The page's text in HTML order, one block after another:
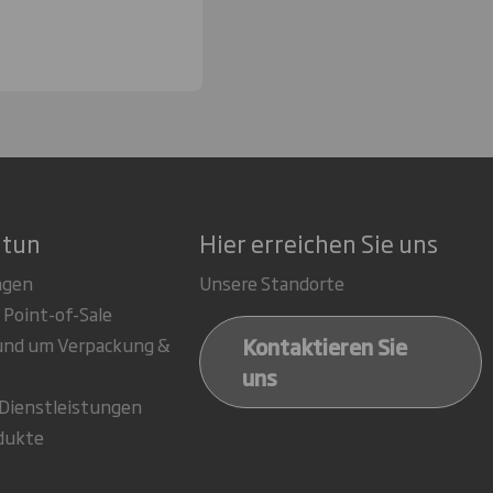
Point-of-Sale
um Verpackung &
Hier erreichen Sie uns
Unsere Standorte
Kontaktieren Sie
uns